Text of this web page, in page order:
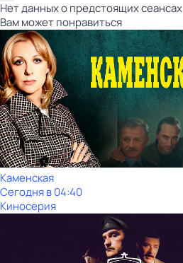
Нет данных о предстоящих сеансах
Вам может понравиться
Каменская
Сегодня в 04:40
Киносерия